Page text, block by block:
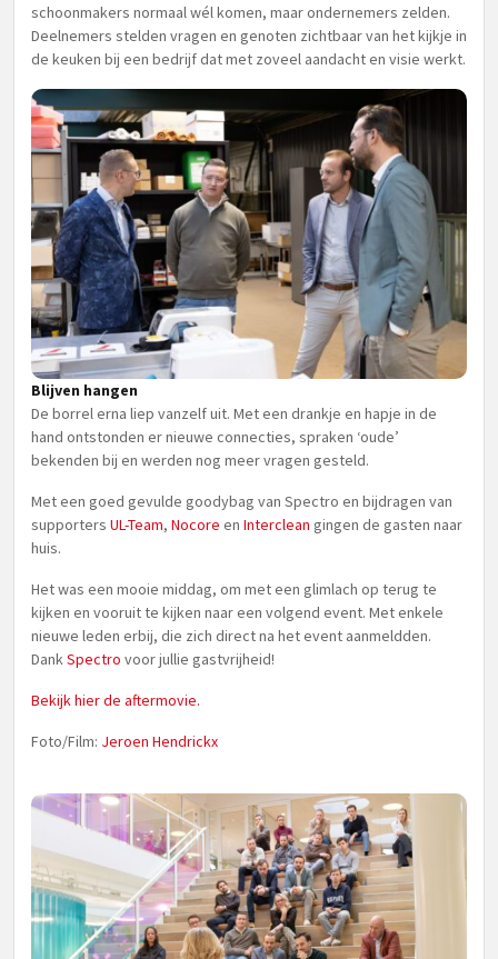
schoonmakers normaal wél komen, maar ondernemers zelden.
Deelnemers stelden vragen en genoten zichtbaar van het kijkje in
de keuken bij een bedrijf dat met zoveel aandacht en visie werkt.
Blijven hangen
De borrel erna liep vanzelf uit. Met een drankje en hapje in de
hand ontstonden er nieuwe connecties, spraken ‘oude’
bekenden bij en werden nog meer vragen gesteld.
Met een goed gevulde goodybag van Spectro en bijdragen van
supporters UL-Team, Nocore en Interclean gingen de gasten naar
huis.
Het was een mooie middag, om met een glimlach op terug te
kijken en vooruit te kijken naar een volgend event. Met enkele
nieuwe leden erbij, die zich direct na het event aanmeldden.
DankSpectro voor jullie gastvrijheid!
Bekijk hier de aftermovie.
Foto/Film: Jeroen Hendrickx